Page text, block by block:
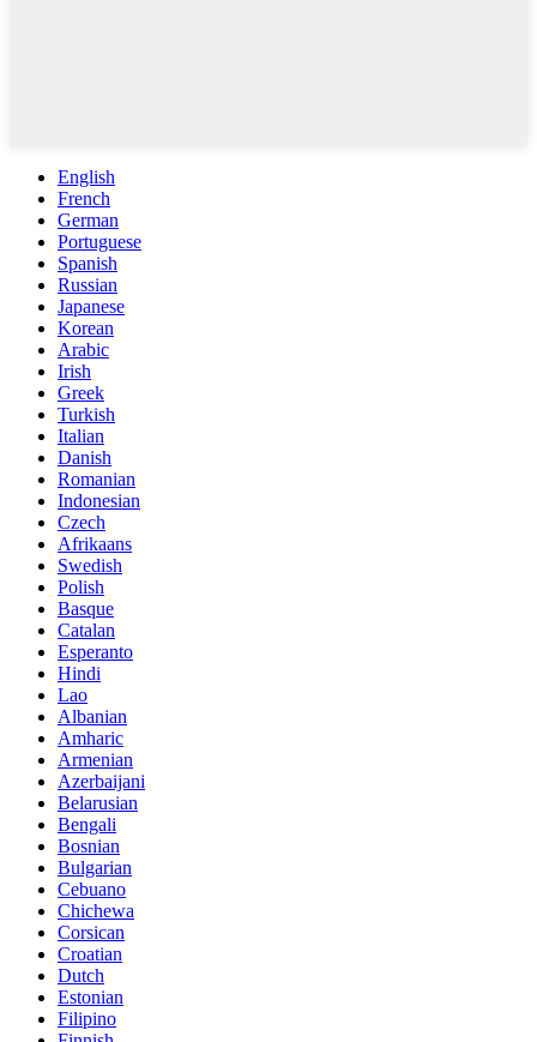
English
French
German
Portuguese
Spanish
Russian
Japanese
Korean
Arabic
Irish
Greek
Turkish
Italian
Danish
Romanian
Indonesian
Czech
Afrikaans
Swedish
Polish
Basque
Catalan
Esperanto
Hindi
Lao
Albanian
Amharic
Armenian
Azerbaijani
Belarusian
Bengali
Bosnian
Bulgarian
Cebuano
Chichewa
Corsican
Croatian
Dutch
Estonian
Filipino